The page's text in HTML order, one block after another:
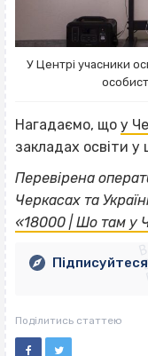
У Центрі учасники
Нагадаємо, що у
закладах освіти
Перевірена
Черкасах та
«18000 | Шо там у
Поділитись статтею